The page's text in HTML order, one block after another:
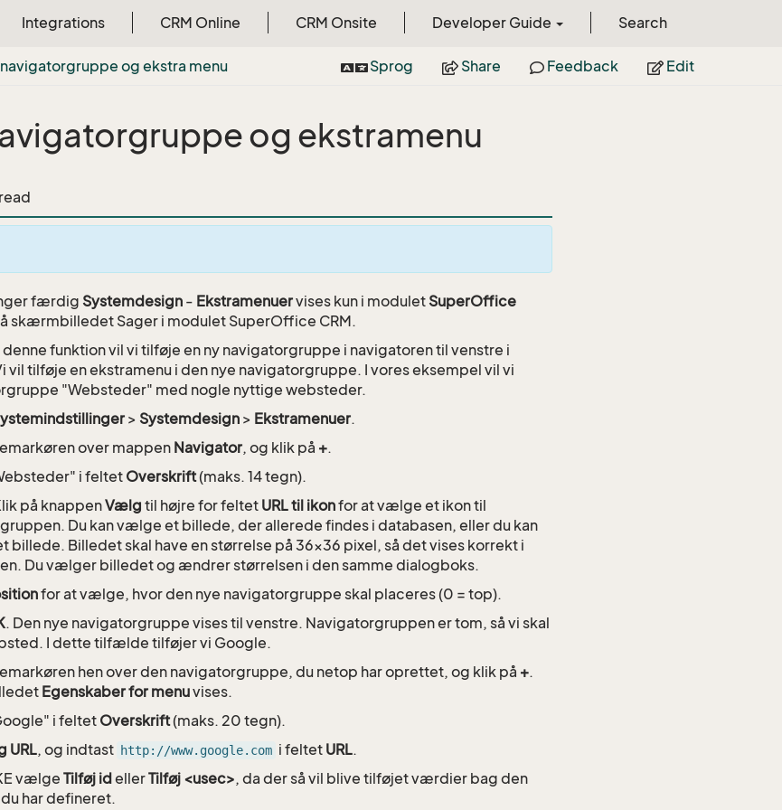
Integrations CRM Online CRM Onsite Developer Guide Search
og ekstra menu Sprog Share Feedback Edit
og ekstramenu
færdig Systemdesign - Ekstramenuervises kun i modulet SuperOffice
skærmbilledet Sager i modulet SuperOffice CRM.
denne funktion vil vi tilføje en ny navigatorgruppe i navigatoren til venstre i
vil tilføje en ekstramenu i den nye navigatorgruppe. I vores eksempel vil vi
"Websteder" med nogle nyttige websteder.
> Systemdesign > Ekstramenuer.
over mappen Navigator, og klik på +.
i feltetOverskrift(maks. 14 tegn).
på knappenVælg til højre for feltet URL til ikonfor at vælge et ikon til
Du kan vælge et billede, der allerede findes i databasen, eller du kan
billede. Billedet skal have en størrelse på 36x36 pixel, så det vises korrekt i
Du vælger billedet og ændrer størrelsen i den samme dialogboks.
for at vælge, hvor den nye navigatorgruppe skal placeres (0 = top).
. Den nye navigatorgruppe vises til venstre. Navigatorgruppen er tom, så vi skal
I dette tilfælde tilføjer vi Google.
hen over den navigatorgruppe, du netop har oprettet, og klik på +.
Egenskaber for menuvises.
i feltet Overskrift(maks. 20 tegn).
URL, og indtast http://www.google.com i feltet URL.
vælge Tilføj id ellerTilføj <usec>, da der så vil blive tilføjet værdier bag den
du har defineret.